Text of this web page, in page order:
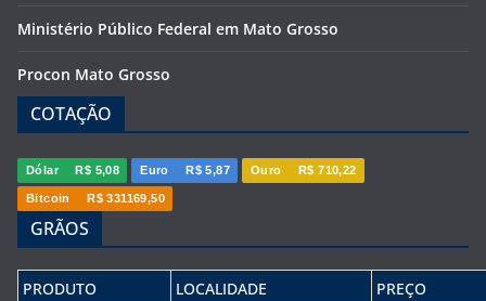
Ministério Público Federal em Mato Grosso
Procon Mato Grosso
COTAÇÃO
Dólar R$ 5,08 Euro R$ 5,87 Ouro R$ 710,22
Bitcoin R$ 331169,50
GRÃOS
PRODUTO LOCALIDADE
PREÇO